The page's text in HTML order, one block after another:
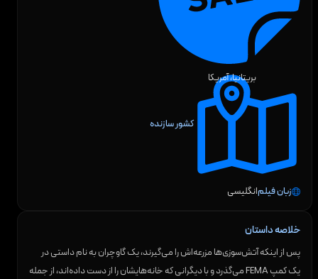
کشور سازنده
بریتانیا، آمریکا
زبان فیلمانگلیسی
خلاصه داستان
پس از اینکه آتش‌سوزی‌ها مزرعه‌اش را می‌گیرند، یک گاوچران به نام داستی در
یک کمپ FEMA می‌گذرد و با دیگرانی که خانه‌هایشان را از دست داده‌اند، از جمله